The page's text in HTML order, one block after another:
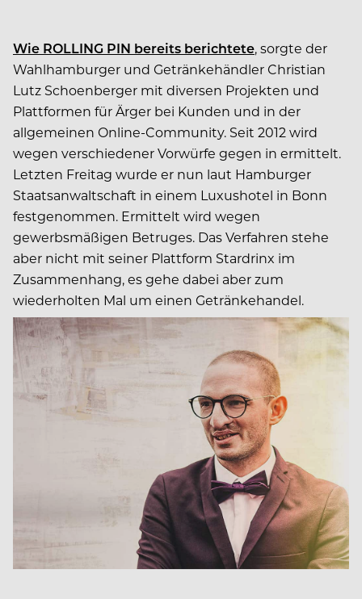
Wie ROLLING PIN bereits berichtete, sorgte der
Wahlhamburger und Getränkehändler Christian
Lutz Schoenberger mit diversen Projekten und
Plattformen für Ärger bei Kunden und in der
allgemeinen Online-Community. Seit 2012 wird
wegen verschiedener Vorwürfe gegen in ermittelt.
Letzten Freitag wurde er nun laut Hamburger
Staatsanwaltschaft in einem Luxushotel in Bonn
festgenommen. Ermittelt wird wegen
gewerbsmäßigen Betruges. Das Verfahren stehe
aber nicht mit seiner Plattform Stardrinx im
Zusammenhang, es gehe dabei aber zum
wiederholten Mal um einen Getränkehandel.